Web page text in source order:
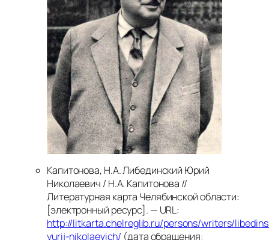
Капитонова, Н.А. Либединский Юрий
Николаевич / Н.А. Капитонова //
Литературная карта Челябинской области:
[электронный ресурс]. — URL:
http://litkarta.chelreglib.ru/persons/writers/
yurij-nikolaevich/ (дата обращения: